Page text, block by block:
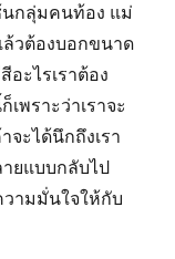
นกลุ่มคนท้อง แม่
วต้องบอกขนาด
อะไรเราต้อง
พราะว่าเราจะ
ะได้นึกถึงเรา
ายแบบกลับไป
ามมั่นใจให้กับ